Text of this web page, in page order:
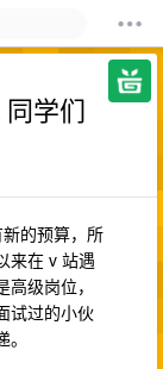
学们
的预算，所
来在 v 站遇
级岗位，
试过的小伙